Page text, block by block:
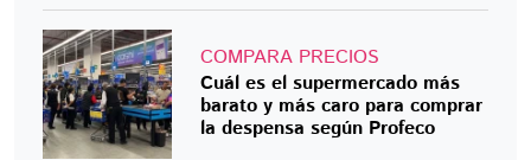
COMPARA PRECIOS
Cuál es el supermercado más
barato y más caro para comprar
la despensa según Profeco